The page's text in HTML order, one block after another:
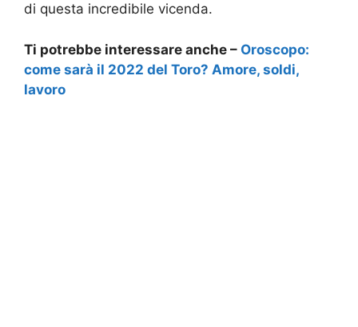
di questa incredibile vicenda.
Ti potrebbe interessare anche – Oroscopo:
come sarà il 2022 del Toro? Amore, soldi,
lavoro